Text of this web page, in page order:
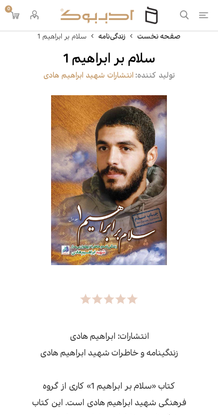
0
صفحه نخست زندگی‌نامه سلام بر ابراهیم 1
سلام بر ابراهیم 1
تولید کننده: انتشارات شهید ابراهیم هادی
انتشارات: ابراهیم هادی
زندگینامه و خاطرات شهید ابراهیم هادی
کتاب «سلام بر ابراهیم 1» کاری از گروه
فرهنگی شهید ابراهیم هادی است. این کتاب